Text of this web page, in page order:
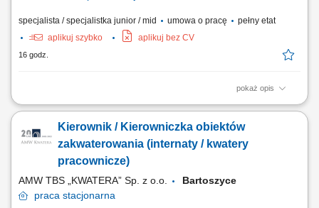
specjalista / specjalistka junior / mid umowa o pracę
pełny etat
aplikuj szybko
aplikuj bez CV
16 godz.
pokaż opis
Zakres obowiązków: zarządzanie powierzonymi nieruchomościami
instalacji; koordynacja prac serwisowych, remontowych i
modernizacyjnych; prowadzenie procesów ofertowych i współpraca z
wykonawcami; kontrola jakości realizowanych...
Kierownik / Kierowniczka obiektów
zakwaterowania (internaty / kwatery
pracownicze)
AMW TBS „KWATERA” Sp. z o.o.
Bartoszyce
praca stacjonarna